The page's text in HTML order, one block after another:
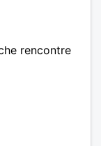
rencontre